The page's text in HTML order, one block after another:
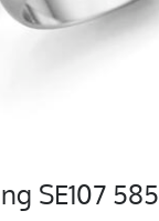
SE107 585